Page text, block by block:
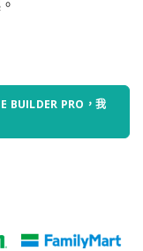
BUILDER PRO，我